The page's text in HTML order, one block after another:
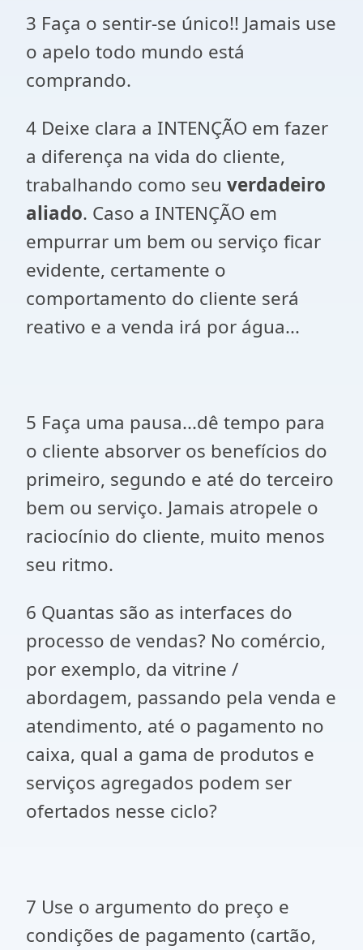
3 Faça o sentir-se único!! Jamais use
o apelo todo mundo está
comprando.
4 Deixe clara a INTENÇÃO em fazer
a diferença na vida do cliente,
trabalhando como seu verdadeiro
aliado. Caso a INTENÇÃO em
empurrar um bem ou serviço ficar
evidente, certamente o
comportamento do cliente será
reativo e a venda irá por água...
5 Faça uma pausa...dê tempo para
o cliente absorver os benefícios do
primeiro, segundo e até do terceiro
bem ou serviço. Jamais atropele o
raciocínio do cliente, muito menos
seu ritmo.
6 Quantas são as interfaces do
processo de vendas? No comércio,
por exemplo, da vitrine /
abordagem, passando pela venda e
atendimento, até o pagamento no
caixa, qual a gama de produtos e
serviços agregados podem ser
ofertados nesse ciclo?
7 Use o argumento do preço e
condições de pagamento (cartão,